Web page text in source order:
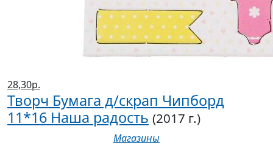
28,30р.
Творч Бумага д/скрап Чипборд
11*16 Наша радость (2017 г.)
Магазины